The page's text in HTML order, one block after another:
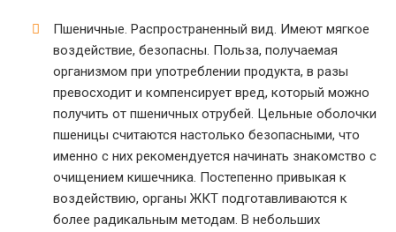
Пшеничные. Распространенный вид. Имеют мягкое
воздействие, безопасны. Польза, получаемая
организмом при употреблении продукта, в разы
превосходит и компенсирует вред, который можно
получить от пшеничных отрубей. Цельные оболочки
пшеницы считаются настолько безопасными, что
именно с них рекомендуется начинать знакомство с
очищением кишечника. Постепенно привыкая к
воздействию, органы ЖКТ подготавливаются к
более радикальным методам. В небольших